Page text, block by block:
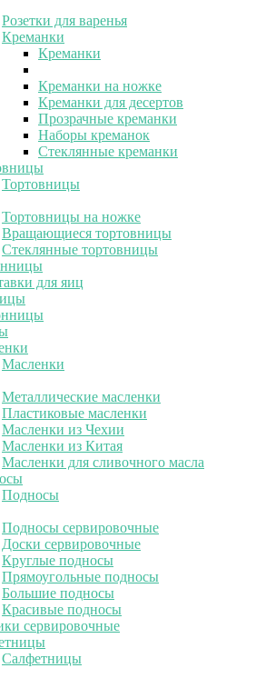
Розетки для варенья
Креманки
Креманки
Креманки на ножке
Креманки для десертов
Прозрачные креманки
Наборы креманок
Стеклянные креманки
Тортовницы
Тортовницы на ножке
Вращающиеся тортовницы
Стеклянные тортовницы
для яиц
Масленки
Металлические масленки
Пластиковые масленки
Масленки из Чехии
Масленки из Китая
Масленки для сливочного масла
Подносы
Подносы сервировочные
Доски сервировочные
Круглые подносы
Прямоугольные подносы
Большие подносы
Красивые подносы
сервировочные
Салфетницы